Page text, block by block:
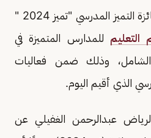
جائزة التميز المدرسي "تميز 2024 "
التعليم للمدارس المتميزة في
الشامل، وذلك ضمن فعاليات
الذي أقيم اليوم.
عبدالرحمن الغفيلي عن